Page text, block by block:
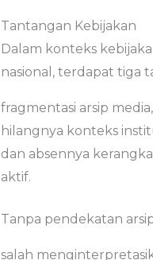
Tantangan Kebijakan
Dalam konteks
nasional, terdapat tiga
fragmentasi arsip media,
hilangnya konteks
dan absennya
aktif.
Tanpa pendekatan
salah